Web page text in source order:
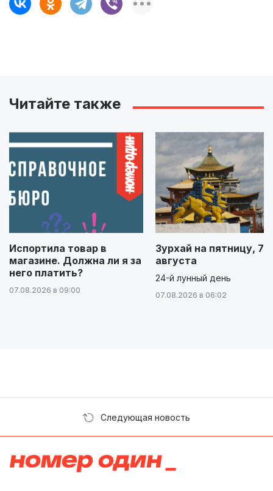
Читайте также
Испортила товар в
магазине. Должна ли я за
него платить?
07.08.2026 в 09:00
Зурхай на пятницу, 7
августа
24-й лунный день
07.08.2026 в 06:02
Следующая новость